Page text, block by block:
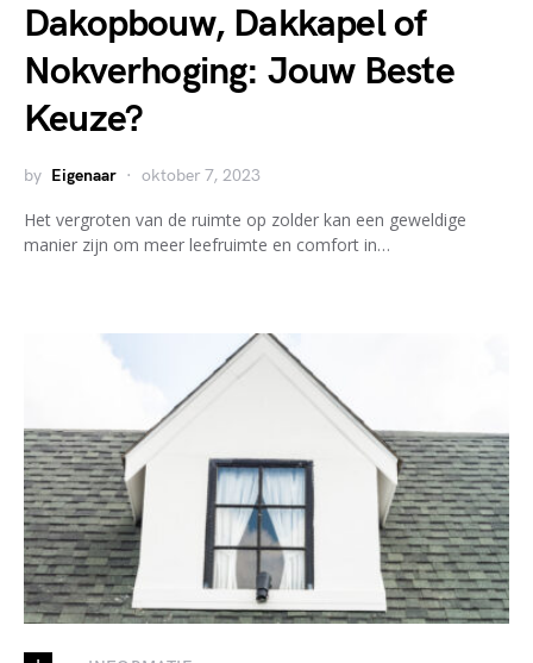
Dakopbouw, Dakkapel of
Nokverhoging: Jouw Beste
Keuze?
by Eigenaar oktober 7, 2023
Het vergroten van de ruimte op zolder kan een geweldige
manier zijn om meer leefruimte en comfort in…